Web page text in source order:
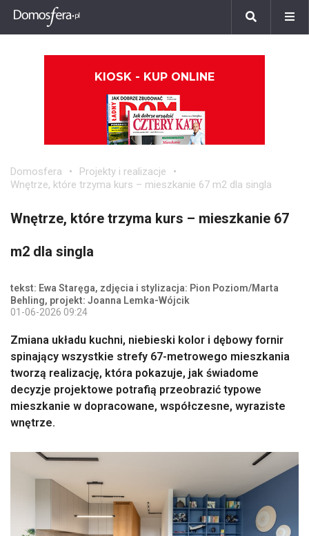
KIOSK - KUP ONLINE
Domosfera
Projekty i realizacje
Wnętrze, które trzyma kurs – mieszkanie 67 m2 dla singla
Wnętrze, które trzyma kurs – mieszkanie 67
m2 dla singla
tekst: Ewa Staręga, zdjęcia i stylizacja: Pion Poziom/Marta
Behling, projekt: Joanna Lemka-Wójcik
01-06-2026 09:24
Zmiana układu kuchni, niebieski kolor i dębowy fornir
spinający wszystkie strefy 67-metrowego mieszkania
tworzą realizację, która pokazuje, jak świadome
decyzje projektowe potrafią przeobrazić typowe
mieszkanie w dopracowane, współczesne, wyraziste
wnętrze.